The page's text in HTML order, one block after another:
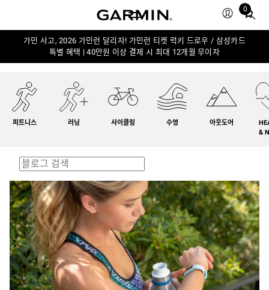
0
Total
in
가민 사고, 2026 가민런 달리자! 가민런 티켓 럭키 드로우 / 삼성카드
특별 혜택 | 40만원 이상 결제 시 최대 12개월 무이자
피트니스 러닝 사이클링 수영 아웃도어
&